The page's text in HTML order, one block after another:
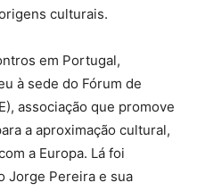
culturais.
em Portugal,
à sede do Fórum de
associação que promove
a aproximação cultural,
a Europa. Lá foi
Jorge Pereira e sua